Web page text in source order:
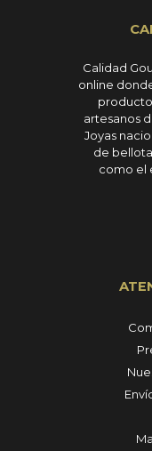
Calidad
online
artesanos
Joyas
de
como el